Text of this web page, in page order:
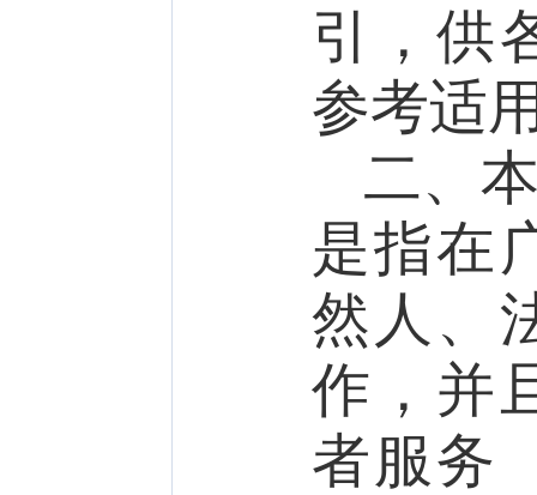
引，供
参考适
二、
是指在
然人、
作，并
者服务